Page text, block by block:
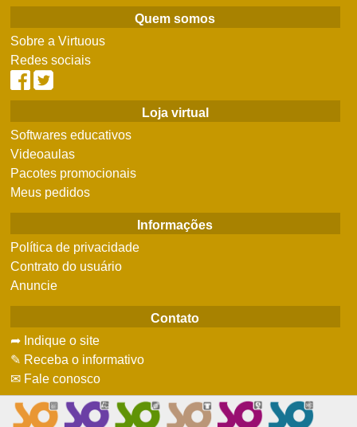
Quem somos
Sobre a Virtuous
Redes sociais
Loja virtual
Softwares educativos
Videoaulas
Pacotes promocionais
Meus pedidos
Informações
Política de privacidade
Contrato do usuário
Anuncie
Contato
➦ Indique o site
✎ Receba o informativo
✉ Fale conosco